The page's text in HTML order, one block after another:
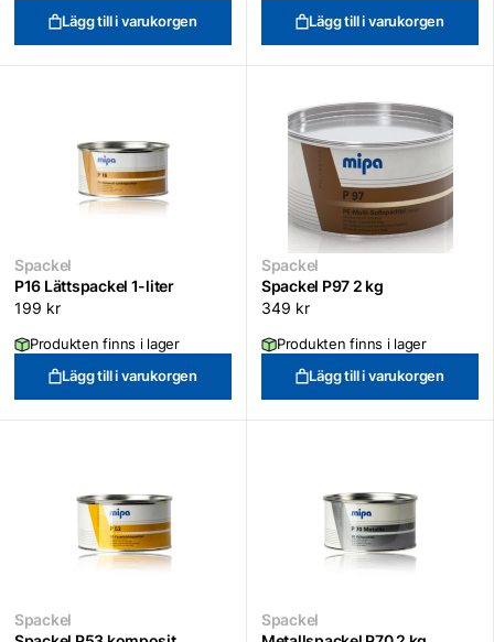
Lägg till i varukorgen
Lägg till i varukorgen
Spackel
P16 Lättspackel 1-liter
199 kr
Produkten finns i lager
Lägg till i varukorgen
Spackel
Spackel P97 2 kg
349 kr
Produkten finns i lager
Lägg till i varukorgen
Spackel
Spackel